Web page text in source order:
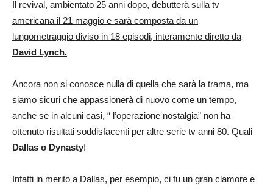
Il revival, ambientato 25 anni dopo, debutterà sulla tv
americana il 21 maggio e sarà composta da un
lungometraggio diviso in 18 episodi, interamente diretto da
David Lynch.
Ancora non si conosce nulla di quella che sarà la trama, ma
siamo sicuri che appassionerà di nuovo come un tempo,
anche se in alcuni casi, “ l’operazione nostalgia” non ha
ottenuto risultati soddisfacenti per altre serie tv anni 80. Quali
Dallas o Dynasty!
Infatti in merito a Dallas, per esempio, ci fu un gran clamore e